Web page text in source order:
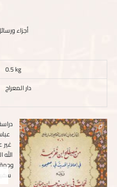
أجزاء
0.5 kg
دار المعراج